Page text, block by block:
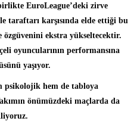
EuroLeague’deki zirve
taraftarı karşısında elde ettiği bu
ekstra yükseltecektir.
oyuncularının performansına
yaşıyor.
psikolojik hem de tabloya
önümüzdeki maçlarda da